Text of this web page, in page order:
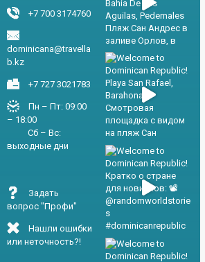
+7 700 3174760
dominicana@travella
b.kz
+7 727 3021783
Пн – Пт: 09:00
– 18:00
Сб – Вс:
выходные дни
Задать
вопрос "Профи"
Нашли ошибки
или неточность?!